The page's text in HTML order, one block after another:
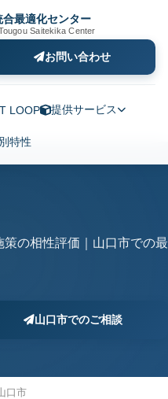
合最適化センター
Saitekika Center
お問い合わせ
LOOP 提供サービス
特性
の相性評価｜山口市での最
山口市でのご相談
口市